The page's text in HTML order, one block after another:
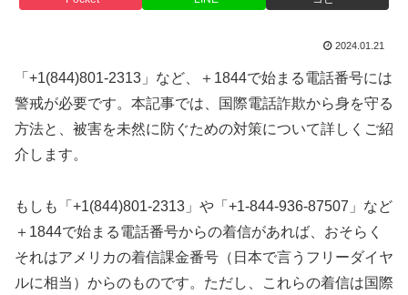
2024.01.21
「+1(844)801-2313」など、＋1844で始まる電話番号には
警戒が必要です。本記事では、国際電話詐欺から身を守る
方法と、被害を未然に防ぐための対策について詳しくご紹
介します。
もしも「+1(844)801-2313」や「+1-844-936-87507」など
＋1844で始まる電話番号からの着信があれば、おそらく
それはアメリカの着信課金番号（日本で言うフリーダイヤ
ルに相当）からのものです。ただし、これらの着信は国際